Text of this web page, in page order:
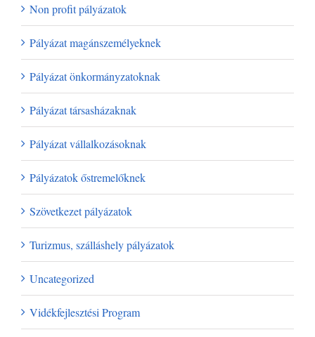
Non profit pályázatok
Pályázat magánszemélyeknek
Pályázat önkormányzatoknak
Pályázat társasházaknak
Pályázat vállalkozásoknak
Pályázatok őstremelőknek
Szövetkezet pályázatok
Turizmus, szálláshely pályázatok
Uncategorized
Vidékfejlesztési Program